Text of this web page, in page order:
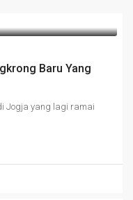
Baru Yang
Jogja yang lagi ramai